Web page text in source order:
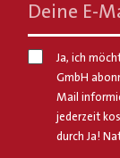
Deine E-
Ja, ich
GmbH
Mail
jederzeit
durch Ja!